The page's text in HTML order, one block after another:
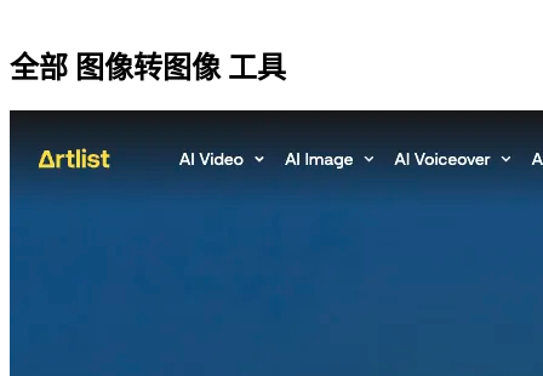
全部 图像转图像 工具